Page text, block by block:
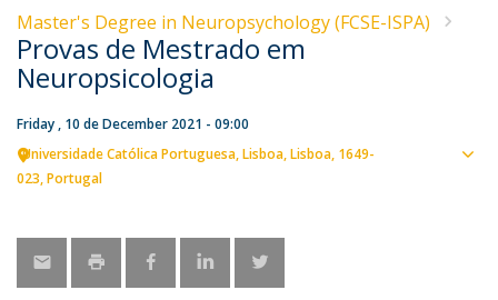
Master's Degree in Neuropsychology (FCSE-ISPA)
Provas de Mestrado em
Neuropsicologia
Friday , 10 de December 2021 - 09:00
Universidade Católica Portuguesa Lisboa Lisboa 1649-
023 Portugal